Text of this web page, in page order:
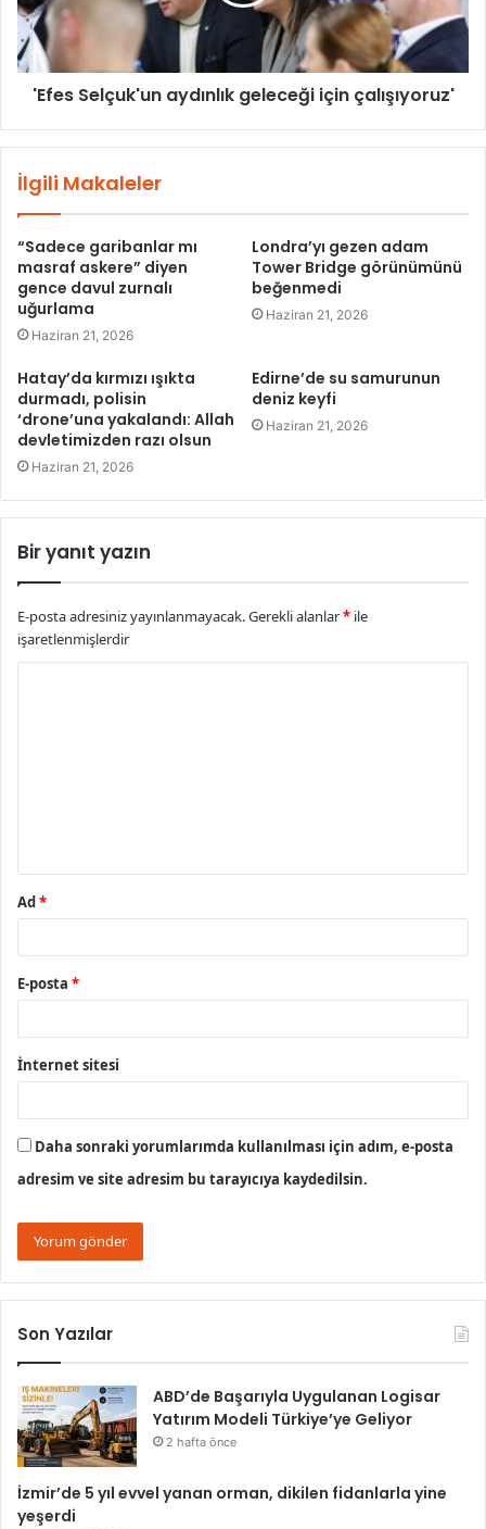
'Efes Selçuk'un aydınlık geleceği için çalışıyoruz'
İlgili Makaleler
“Sadece garibanlar mı
masraf askere” diyen
gence davul zurnalı
uğurlama
Haziran 21, 2026
Londra’yı gezen adam
Tower Bridge görünümünü
beğenmedi
Haziran 21, 2026
Hatay’da kırmızı ışıkta
durmadı, polisin
‘drone’una yakalandı: Allah
devletimizden razı olsun
Haziran 21, 2026
Edirne’de su samurunun
deniz keyfi
Haziran 21, 2026
Bir yanıt yazın
E-posta adresiniz yayınlanmayacak.Gerekli alanlar* ile
işaretlenmişlerdir
Ad *
E-posta *
İnternet sitesi
Daha sonraki yorumlarımda kullanılması için adım, e-posta
adresim ve site adresim bu tarayıcıya kaydedilsin.
Son Yazılar
ABD’de Başarıyla Uygulanan Logisar
Yatırım Modeli Türkiye’ye Geliyor
2 hafta önce
İzmir’de 5 yıl evvel yanan orman, dikilen fidanlarla yine
yeşerdi